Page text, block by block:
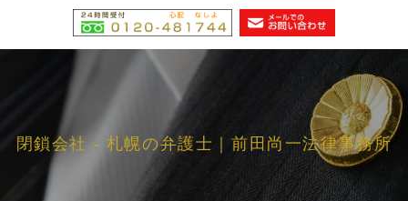
閉鎖会社 - 札幌の弁護士｜前田尚一法律事務所